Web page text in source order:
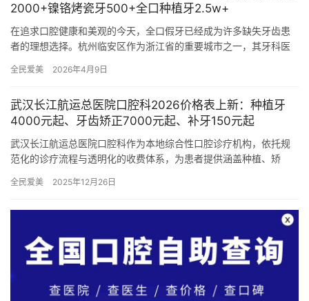
2000+镍铬烤瓷牙500+全口种植牙2.5w+
在追求口腔健康和美观的今天，全口假牙已经成为许多缺失牙齿患
者的理想选择。杭州临安区作为浙江省的重要城市之一，其牙科医
文将详…
全民爱美 2026年4月9日
武汉长江航运总医院口腔科2026价格表上新：种植牙
4000元起、牙齿矫正7000元起、补牙150元起
武汉长江航运总医院口腔科作为本地综合性口腔诊疗机构，依托规
范化的诊疗流程与透明化的收费体系，为患者提供涵盖种植、矫
据，…
全民爱美 2025年12月26日